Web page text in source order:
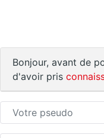
Bonjour, avant de
d'avoir pris